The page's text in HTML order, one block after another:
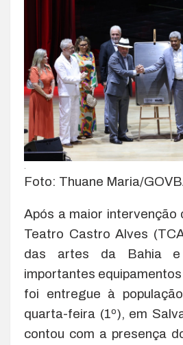
Foto: Thuane Maria/
Após a maior intervenção
Teatro Castro Alves
das artes da Bahia
importantes
foi entregue à
quarta-feira (1º), em
contou com a presença